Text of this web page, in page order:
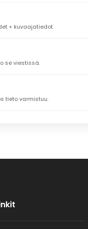
+ kuvaajatiedot.
se viestissä.
tieto varmistuu.